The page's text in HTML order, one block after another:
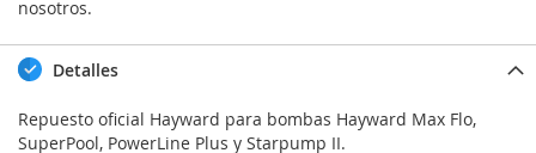
nosotros.
Detalles
Repuesto oficial Hayward para bombas Hayward Max Flo,
SuperPool, PowerLine Plus y Starpump II.